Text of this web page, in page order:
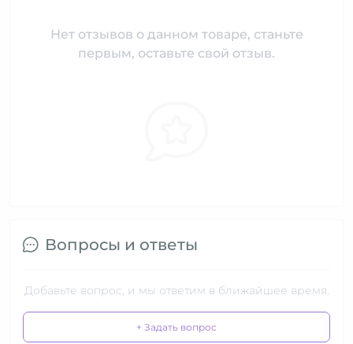
Нет отзывов о данном товаре, станьте
первым, оставьте свой отзыв.
Вопросы и ответы
Добавьте вопрос, и мы ответим в ближайшее время.
+ Задать вопрос